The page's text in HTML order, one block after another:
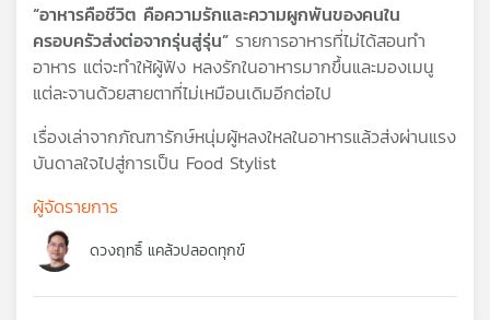
สต์
ของ
คุณ
บทความ
“อาหารคือชีวิต คือความรักและความผูกพันของคนใน
ครอบครัวส่งต่อจากรุ่นสู่รุ่น” รายการอาหารที่ไม่ได้สอนทำ
อาหาร แต่จะทำให้ผู้ฟัง หลงรักในอาหารมากขึ้นและมองเมนู
แต่ละจานด้วยสายตาที่ไม่เหมือนเดิมอีกต่อไป
เรื่องเล่าจากภัณฑารักษ์หนุ่มผู้หลงใหลในอาหารแล้วส่งผ่านแรง
บันดาลใจไปสู่การเป็น Food Stylist
ผู้จัดรายการ
ดวงฤทธิ์ แคล้วปลอดทุกข์